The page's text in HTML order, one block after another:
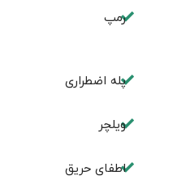
رمپ
پله اضطراری
ویلچر
اطفای حریق